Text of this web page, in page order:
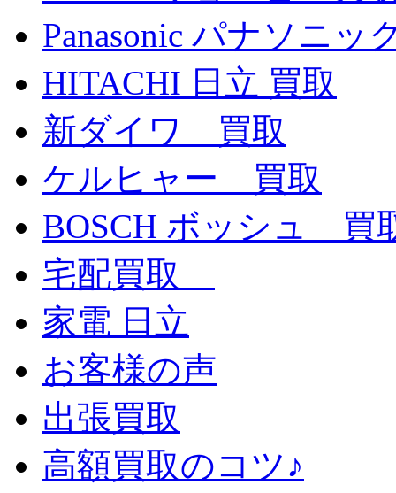
Panasonic パナソニ
HITACHI 日立 買取
新ダイワ 買取
ケルヒャー 買取
BOSCH ボッシュ 買
宅配買取
家電 日立
お客様の声
出張買取
高額買取のコツ♪